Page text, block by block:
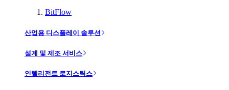
BitFlow
산업용 디스플레이 솔루션
설계 및 제조 서비스
인텔리전트 로지스틱스